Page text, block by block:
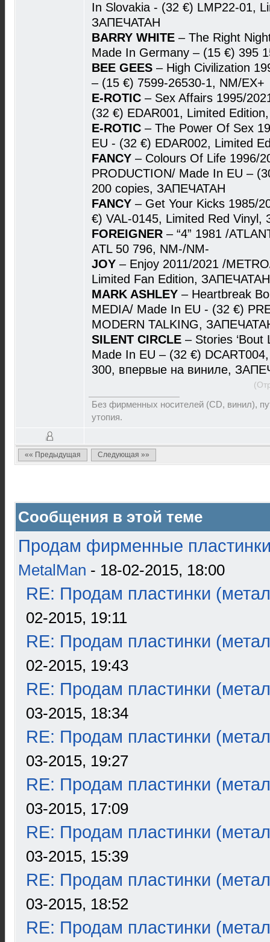
In Slovakia - (32 €) LMP22-01,
ЗАПЕЧАТАН
BARRY WHITE – The Right
Made In Germany – (15 €) 395
BEE GEES – High Civilization
– (15 €) 7599-26530-1, NM/EX+
E-ROTIC – Sex Affairs 1995/
(32 €) EDAR001, Limited
E-ROTIC – The Power Of Sex
EU - (32 €) EDAR002, Limited
FANCY – Colours Of Life 1996/
PRODUCTION/ Made In EU –
200 copies, ЗАПЕЧАТАН
FANCY – Get Your Kicks 1985/
€) VAL-0145, Limited Red
FOREIGNER – “4” 1981 /
ATL 50 796, NM-/NM-
JOY – Enjoy 2011/2021 /
Limited Fan Edition, ЗАПЕЧАТАН
MARK ASHLEY – Heartbreak
MEDIA/ Made In EU - (32 €)
MODERN TALKING,
SILENT CIRCLE – Stories
Made In EU – (32 €)
300, впервые на виниле,
Без фирменных носителей (CD, винил),
утопия.
«« Предыдущая Следующая »»
Сообщения в этой теме
Продам фирменные
MetalMan - 18-02-2015, 18:00
RE: Продам пластинки
02-2015, 19:11
RE: Продам пластинки
02-2015, 19:43
RE: Продам пластинки
03-2015, 18:34
RE: Продам пластинки
03-2015, 19:27
RE: Продам пластинки
03-2015, 17:09
RE: Продам пластинки
03-2015, 15:39
RE: Продам пластинки
03-2015, 18:52
RE: Продам пластинки